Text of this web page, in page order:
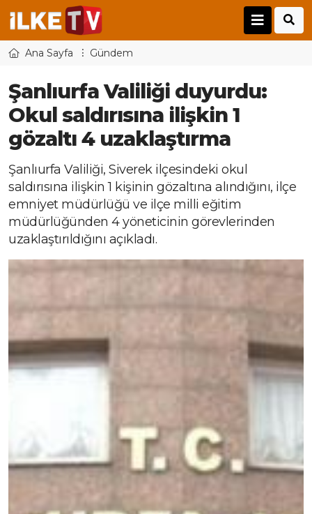
Ana Sayfa Gündem
Şanlıurfa Valiliği duyurdu:
Okul saldırısına ilişkin 1
gözaltı 4 uzaklaştırma
Şanlıurfa Valiliği, Siverek ilçesindeki okul
saldırısına ilişkin 1 kişinin gözaltına alındığını, ilçe
emniyet müdürlüğü ve ilçe milli eğitim
müdürlüğünden 4 yöneticinin görevlerinden
uzaklaştırıldığını açıkladı.